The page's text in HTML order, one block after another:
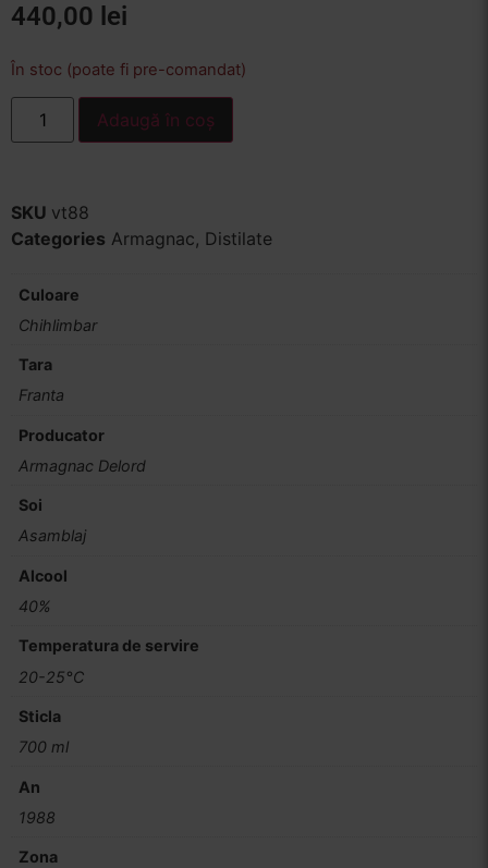
440,00 lei
În stoc (poate fi pre-comandat)
Adaugă în coș
SKU vt88
Categories Armagnac, Distilate
Culoare
Chihlimbar
Tara
Franta
Producator
Armagnac Delord
Soi
Asamblaj
Alcool
40%
Temperatura de servire
20-25°C
Sticla
700 ml
An
1988
Zona